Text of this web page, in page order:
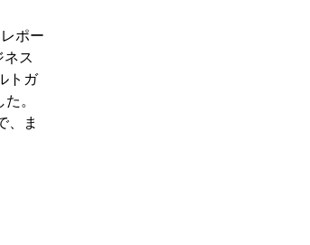
ポー
ネス
トガ
。
、ま